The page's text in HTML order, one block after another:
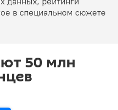
в специальном сюжете
50 млн